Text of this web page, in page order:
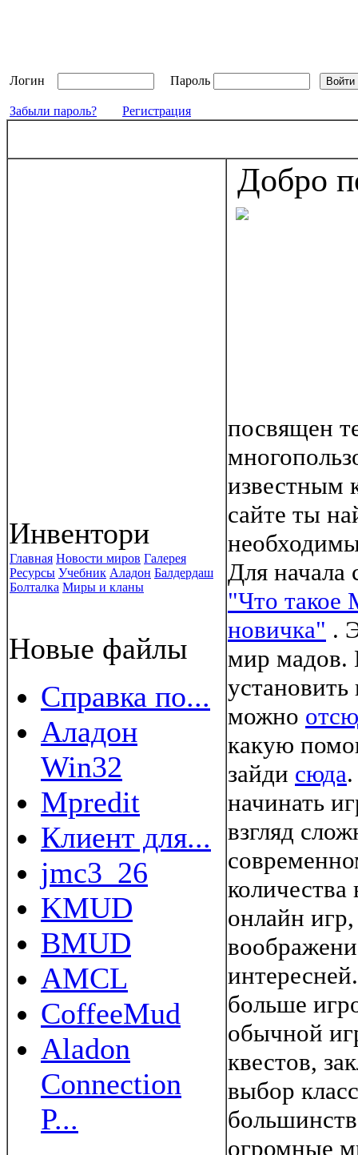
Логин Пароль
Забыли пароль? Регистрация
Инвентори
Главная Новости миров Галерея
Ресурсы Учебник Аладон Балдердаш
Болталка Миры и кланы
Новые файлы
Справка по...
Аладон
Win32
Mpredit
Клиент для...
jmc3_26
KMUD
BMUD
AMCL
CoffeeMud
Aladon
Connection
P...
Добро
посвящен
известным
сайте ты
Для начала
"Что такое
новичка" .
мир мадов.
установить
можно
какую
зайди сюда
начинать
взгляд
количества
онлайн
больше
обычной
квестов,
выбор
огромные